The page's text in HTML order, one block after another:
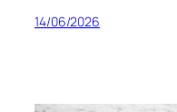
14/06/2026